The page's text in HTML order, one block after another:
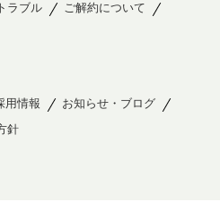
ラブル
ご解約について
用情報
お知らせ・ブログ
針